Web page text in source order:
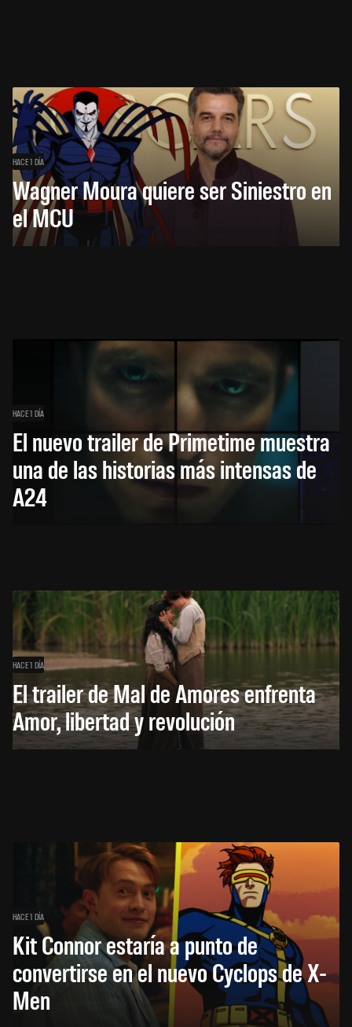
HACE 1 DÍA
Wagner Moura quiere ser Siniestro en
el MCU
HACE 1 DÍA
El nuevo trailer de Primetime muestra
una de las historias más intensas de
A24
HACE 1 DÍA
El trailer de Mal de Amores enfrenta
Amor, libertad y revolución
HACE 1 DÍA
Kit Connor estaría a punto de
convertirse en el nuevo Cyclops de X-
Men